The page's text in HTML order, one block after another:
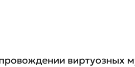
виртуозных